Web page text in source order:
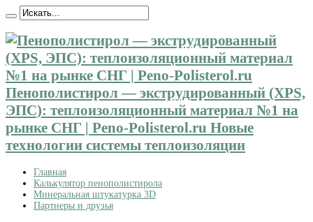
Пенополистирол — экструдированный (XPS,
ЭПС): теплоизоляционный материал №1 на
рынке СНГ | Peno-Polisterol.ru Новые
технологии системы теплоизоляции
Главная
Калькулятор пенополистирола
Минеральная штукатурка 3D
Партнеры и друзья